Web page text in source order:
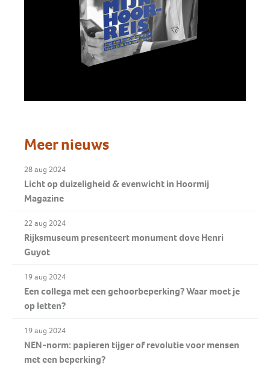
Meer nieuws
28 aug 2024
Licht op duizeligheid & evenwicht in Hoormij
Magazine
22 aug 2024
Rijksmuseum presenteert monument dove Henri
Guyot
19 aug 2024
Een collega met een gehoorbeperking? Waar moet je
op letten?
19 aug 2024
NEN-norm: papieren tijger of revolutie voor mensen
met een beperking?